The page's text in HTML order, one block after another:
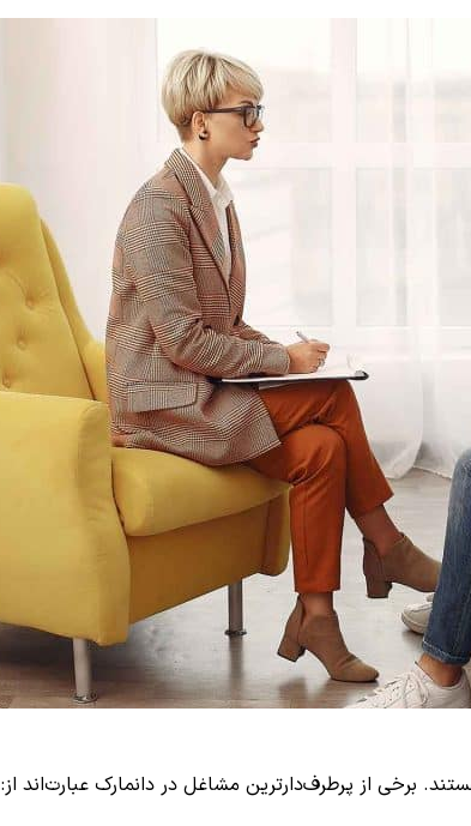
برخی از پرطرف‌دارترین مشاغل در دانمارک عبارت‌اند از: